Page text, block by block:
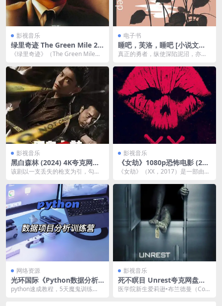
影视音乐
绿里奇迹 The Green Mile 21
60p remux (1999) 77.22GB
《绿里奇迹》（The Green Mile）
蒂芬...
电子书
睡吧，芙洛，睡吧 [ 小说文学]
[pdf+全格式]
真正的勇者，纵使深陷泥沼，亦可
香馥郁的花。&...
影视音乐
黑白森林 (2024) 4K夸克网盘
资源下载
该剧以一支丢失的枪支为引，勾连
刑警文彬彬 （丁禹兮...
影视音乐
《女劫》1080p恐怖电影 (201
7) 夸克网盘下载
《女劫》（XX，2017）是一部由四
辑，包含四个短...
网络资源
光环国际《Python数据分析5
天训练营》
python速成教程，5天魔鬼训练
影视音乐
死不瞑目 Unrest夸克网盘资
源下载 (2006) 720P 英语中字
医学院新生爱莉逊•布兰德曼（Corr